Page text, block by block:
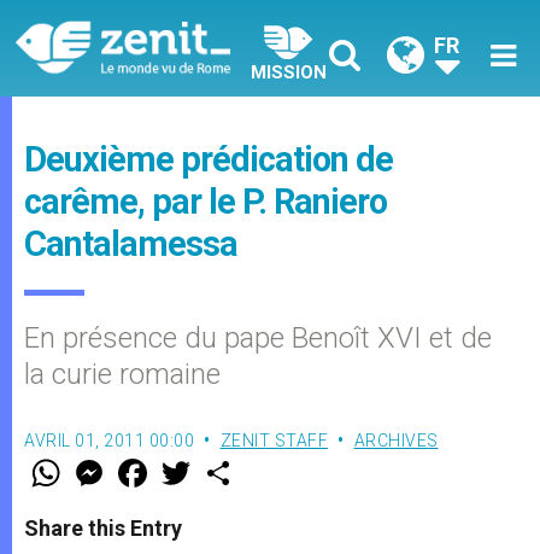
MISSION
FR
Deuxième prédication de
carême, par le P. Raniero
Cantalamessa
En présence du pape Benoît XVI et de
la curie romaine
AVRIL 01, 2011 00:00 ZENIT STAFF ARCHIVES
W
t
s
M
e
s
e
F
a
e
b
w
Share this Entry